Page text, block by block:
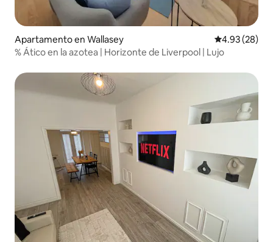
Apartamento en Wallasey Calificación
4.93 (28)
% Ático en la azotea | Horizonte de Liverpool | Lujo